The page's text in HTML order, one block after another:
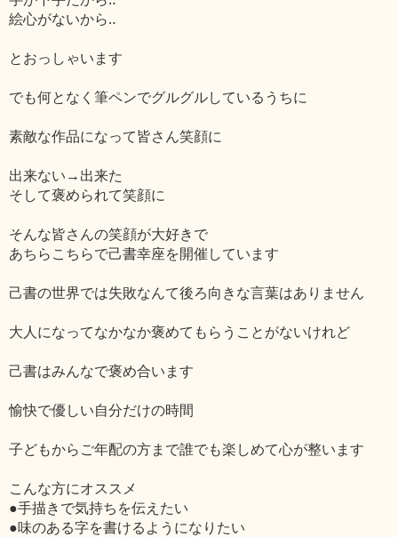
絵心がないから‥
とおっしゃいます
でも何となく筆ペンでグルグルしているうちに
素敵な作品になって皆さん笑顔に
出来ない→出来た
そして褒められて笑顔に
そんな皆さんの笑顔が大好きで
あちらこちらで己書幸座を開催しています
己書の世界では失敗なんて後ろ向きな言葉はありません
大人になってなかなか褒めてもらうことがないけれど
己書はみんなで褒め合います
愉快で優しい自分だけの時間
子どもからご年配の方まで誰でも楽しめて心が整います
こんな方にオススメ
●手描きで気持ちを伝えたい
●味のある字を書けるようになりたい